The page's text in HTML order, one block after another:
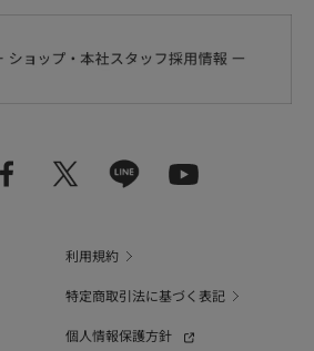
利用規約
特定商取引法に基づく表記
個人情報保護方針